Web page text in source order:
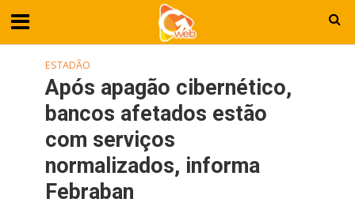
ESTADÃO
Após apagão cibernético,
bancos afetados estão
com serviços
normalizados, informa
Febraban